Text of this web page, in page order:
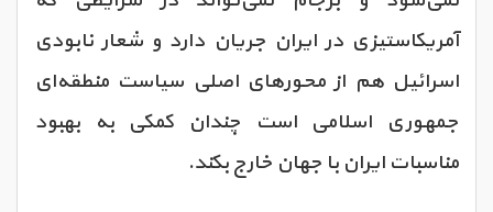
آمریکاستیزی در ایران جریان دارد و شعار نابودی
اسرائیل هم از محورهای اصلی سیاست منطقه‌ای
جمهوری اسلامی است چندان کمکی به بهبود
مناسبات ایران با جهان خارج بکند.